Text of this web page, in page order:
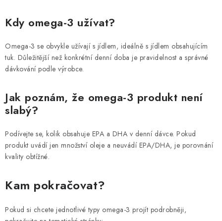
Kdy omega-3 užívat?
Omega-3 se obvykle užívají s jídlem, ideálně s jídlem obsahujícím
tuk. Důležitější než konkrétní denní doba je pravidelnost a správné
dávkování podle výrobce.
Jak poznám, že omega-3 produkt není
slabý?
Podívejte se, kolik obsahuje EPA a DHA v denní dávce. Pokud
produkt uvádí jen množství oleje a neuvádí EPA/DHA, je porovnání
kvality obtížné.
Kam pokračovat?
Pokud si chcete jednotlivé typy omega-3 projít podrobněji,